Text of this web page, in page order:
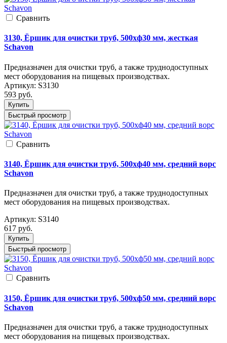
Cравнить
3130, Ёршик для очистки труб, 500xф30 мм, жесткая
Schavon
Предназначен для очистки труб, а также труднодоступных
мест оборудования на пищевых производствах.
Артикул: S3130
593 руб.
Купить
Быстрый просмотр
Cравнить
3140, Ёршик для очистки труб, 500xф40 мм, средний ворс
Schavon
Предназначен для очистки труб, а также труднодоступных
мест оборудования на пищевых производствах.
Артикул: S3140
617 руб.
Купить
Быстрый просмотр
Cравнить
3150, Ёршик для очистки труб, 500xф50 мм, средний ворс
Schavon
Предназначен для очистки труб, а также труднодоступных
мест оборудования на пищевых производствах.